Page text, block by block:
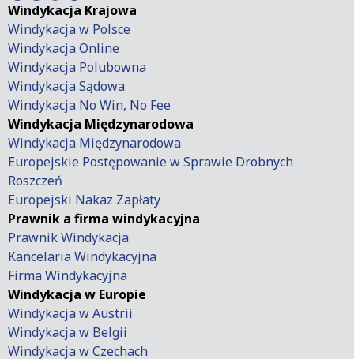
Windykacja Krajowa
Windykacja w Polsce
Windykacja Online
Windykacja Polubowna
Windykacja Sądowa
Windykacja No Win, No Fee
Windykacja Międzynarodowa
Windykacja Międzynarodowa
Europejskie Postępowanie w Sprawie Drobnych
Roszczeń
Europejski Nakaz Zapłaty
Prawnik a firma windykacyjna
Prawnik Windykacja
Kancelaria Windykacyjna
Firma Windykacyjna
Windykacja w Europie
Windykacja w Austrii
Windykacja w Belgii
Windykacja w Czechach